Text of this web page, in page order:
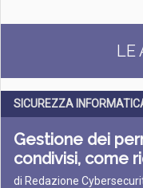
LE
SICUREZZA
Gestione dei
condivisi, come
di Redazione